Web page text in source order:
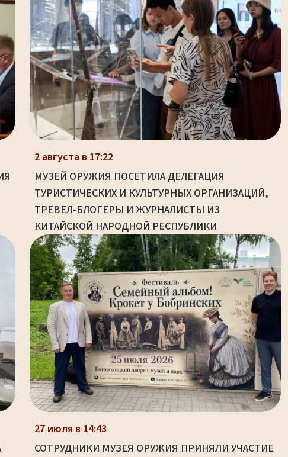
2 августа в 17:22
МУЗЕЙ ОРУЖИЯ ПОСЕТИЛА ДЕЛЕГАЦИЯ
ТУРИСТИЧЕСКИХ И КУЛЬТУРНЫХ ОРГАНИЗАЦИЙ,
ТРЕВЕЛ-БЛОГЕРЫ И ЖУРНАЛИСТЫ ИЗ
КИТАЙСКОЙ НАРОДНОЙ РЕСПУБЛИКИ
27 июля в 14:43
СОТРУДНИКИ МУЗЕЯ ОРУЖИЯ ПРИНЯЛИ УЧАСТИЕ